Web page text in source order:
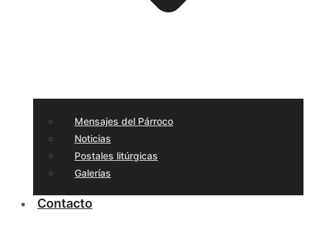
Mensajes del Párroco
Noticias
Postales litúrgicas
Galerías
Contacto